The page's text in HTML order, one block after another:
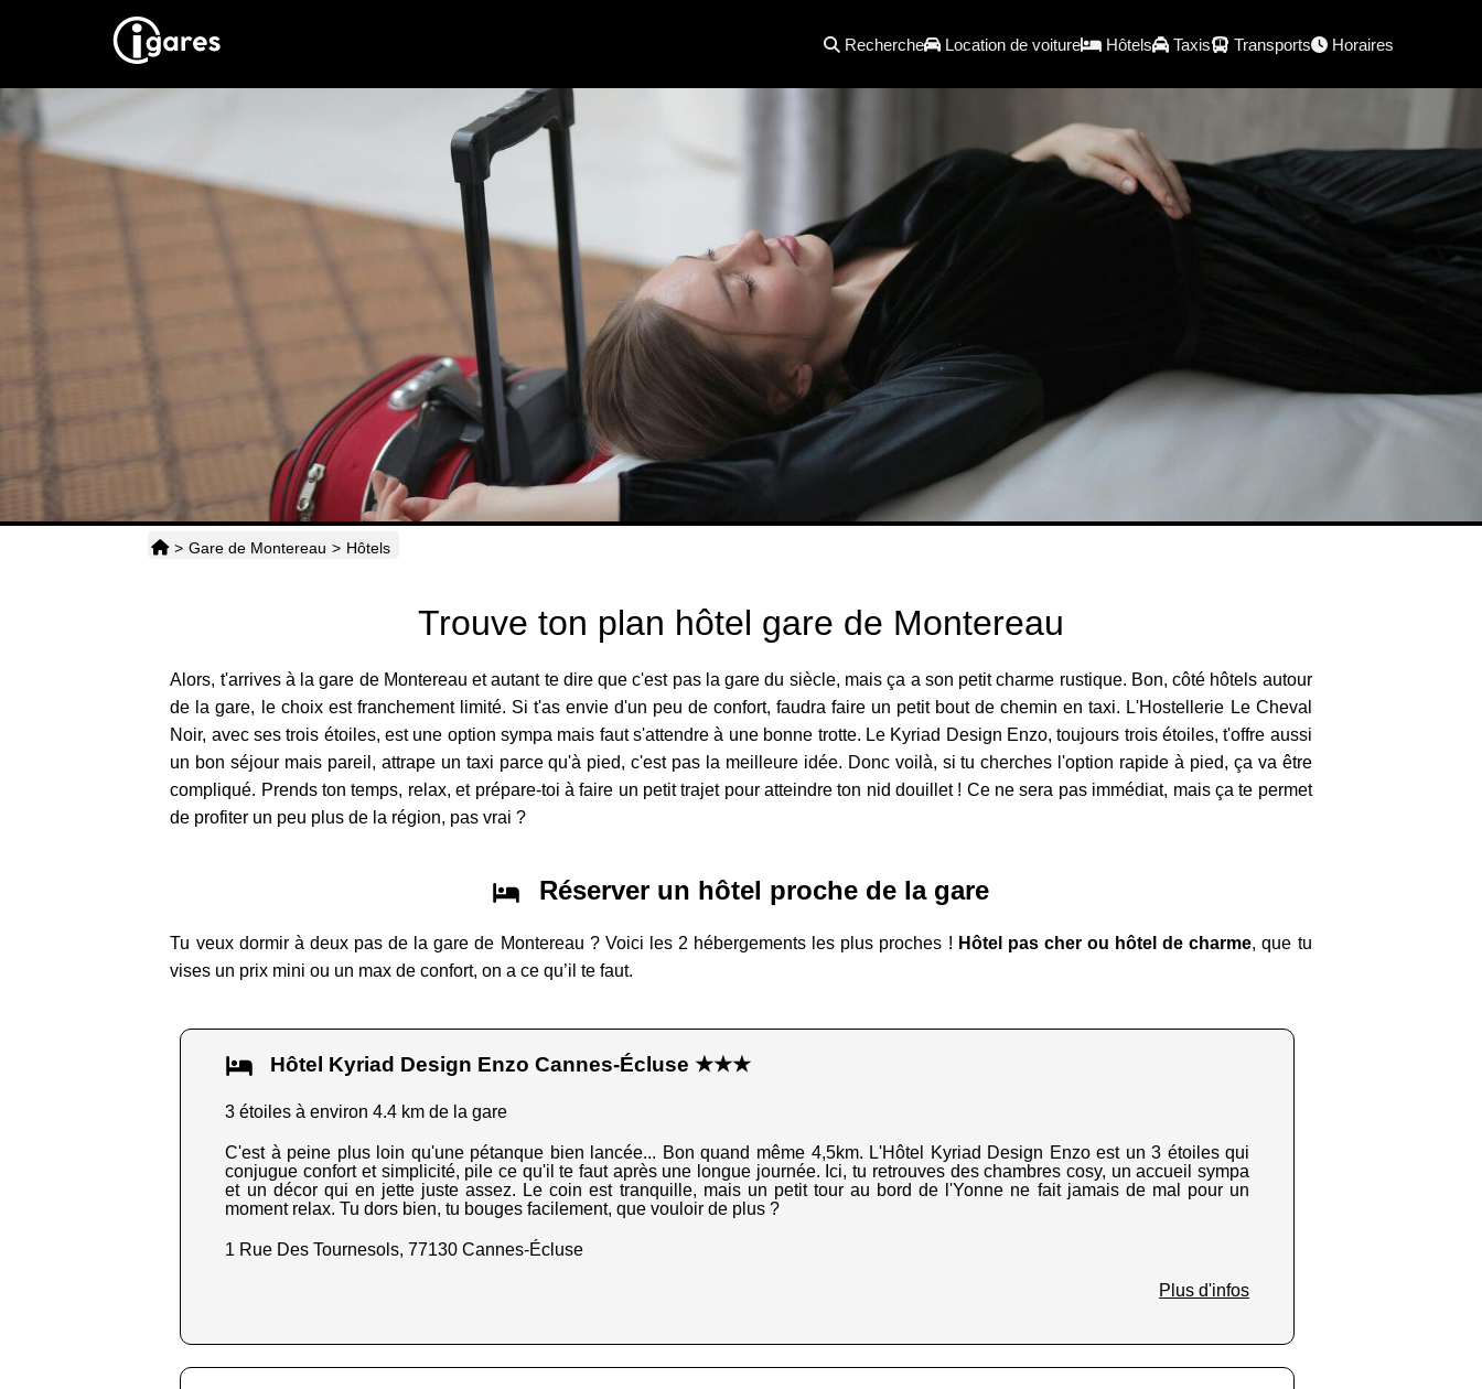
Recherche Location de voiture Hôtels Taxis Transports Horaires
> Gare de Montereau > Hôtels
Trouve ton plan hôtel gare de Montereau
Alors, t'arrives à la gare de Montereau et autant te dire que c'est pas la gare du siècle, mais ça a son petit charme rustique. Bon, côté hôtels autour
de la gare, le choix est franchement limité. Si t'as envie d'un peu de confort, faudra faire un petit bout de chemin en taxi. L'Hostellerie Le Cheval
Noir, avec ses trois étoiles, est une option sympa mais faut s'attendre à une bonne trotte. Le Kyriad Design Enzo, toujours trois étoiles, t'offre aussi
un bon séjour mais pareil, attrape un taxi parce qu'à pied, c'est pas la meilleure idée. Donc voilà, si tu cherches l'option rapide à pied, ça va être
compliqué. Prends ton temps, relax, et prépare-toi à faire un petit trajet pour atteindre ton nid douillet ! Ce ne sera pas immédiat, mais ça te permet
de profiter un peu plus de la région, pas vrai ?
Réserver un hôtel proche de la gare
Tu veux dormir à deux pas de la gare de Montereau ? Voici les 2 hébergements les plus proches ! Hôtel pas cher ou hôtel de charme, que tu
vises un prix mini ou un max de confort, on a ce qu’il te faut.
Hôtel Kyriad Design Enzo Cannes-Écluse ★★★
3 étoiles à environ 4.4 km de la gare
C'est à peine plus loin qu'une pétanque bien lancée... Bon quand même 4,5km. L'Hôtel Kyriad Design Enzo est un 3 étoiles qui
conjugue confort et simplicité, pile ce qu'il te faut après une longue journée. Ici, tu retrouves des chambres cosy, un accueil sympa
et un décor qui en jette juste assez. Le coin est tranquille, mais un petit tour au bord de l'Yonne ne fait jamais de mal pour un
moment relax. Tu dors bien, tu bouges facilement, que vouloir de plus ?
1 Rue Des Tournesols, 77130 Cannes-Écluse
Plus d'infos